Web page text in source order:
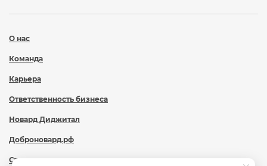
О нас
Команда
Карьера
Ответственность бизнеса
Новард Диджитал
Доброновард.рф
Статьи